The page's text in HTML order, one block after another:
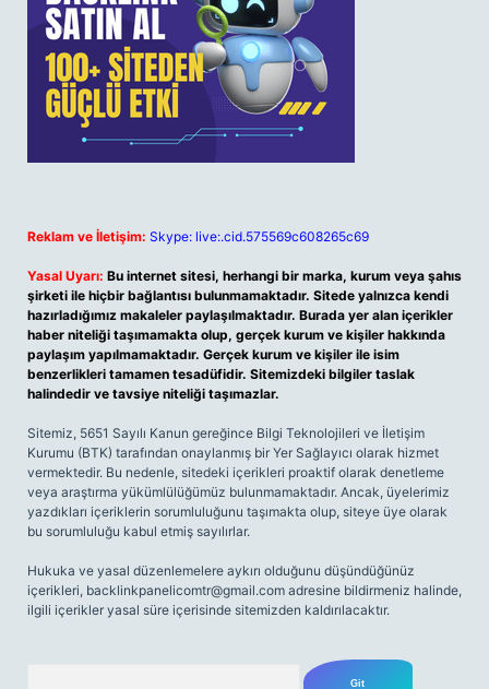
Reklam ve İletişim: Skype: live:.cid.575569c608265c69
Yasal Uyarı: Bu internet sitesi, herhangi bir marka, kurum veya şahıs
şirketi ile hiçbir bağlantısı bulunmamaktadır. Sitede yalnızca kendi
hazırladığımız makaleler paylaşılmaktadır. Burada yer alan içerikler
haber niteliği taşımamakta olup, gerçek kurum ve kişiler hakkında
paylaşım yapılmamaktadır. Gerçek kurum ve kişiler ile isim
benzerlikleri tamamen tesadüfidir. Sitemizdeki bilgiler taslak
halindedir ve tavsiye niteliği taşımazlar.
Sitemiz, 5651 Sayılı Kanun gereğince Bilgi Teknolojileri ve İletişim
Kurumu (BTK) tarafından onaylanmış bir Yer Sağlayıcı olarak hizmet
vermektedir. Bu nedenle, sitedeki içerikleri proaktif olarak denetleme
veya araştırma yükümlülüğümüz bulunmamaktadır. Ancak, üyelerimiz
yazdıkları içeriklerin sorumluluğunu taşımakta olup, siteye üye olarak
bu sorumluluğu kabul etmiş sayılırlar.
Hukuka ve yasal düzenlemelere aykırı olduğunu düşündüğünüz
içerikleri, backlinkpanelicomtr@gmail.com adresine bildirmeniz halinde,
ilgili içerikler yasal süre içerisinde sitemizden kaldırılacaktır.